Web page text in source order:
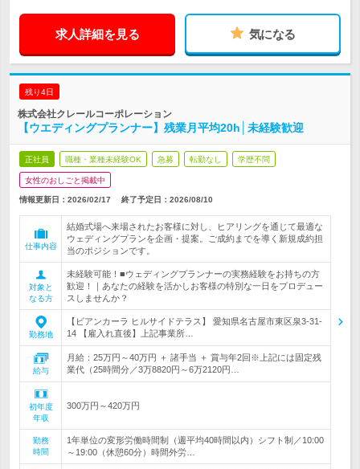
求人詳細を見る 気になる
残り4日
株式会社クレールコーポレーション
【ウエディングプランナー】残業月平均20h│未経験歓迎
正社員 職種・業種未経験OK 急募 転勤なし 学歴不問
女性のおしごと掲載中
情報更新日：2026/02/17 終了予定日： 2026/08/10
仕事内容
結婚式場へ来場されたお客様に対し、ヒアリングを通じて最適な
ウェディングプランを企画・提案。ご成約までを導く新規成約担
当のポジションです。
対象と
なる方
未経験可能！■ウェディングプランナーの実務経験をお持ちの方
歓迎！｜あなたの経験を活かしお客様の特別な一日をプロデュー
スしませんか？
勤務地
【ビアンカーラ ヒルサイドテラス】 愛知県名古屋市東区泉3-31-
14 【雇入れ直後】上記事業所…
給与
月給：25万円～40万円 ＋ 諸手当 ＋ 賞与年2回※上記には固定残
業代（25時間分／3万8820円～6万2120円…
初年度
年収
300万円～420万円
勤務
時間
1年単位の変形労働時間制（週平均40時間以内）シフト制／10:00
～19:00（休憩60分）時間外労…